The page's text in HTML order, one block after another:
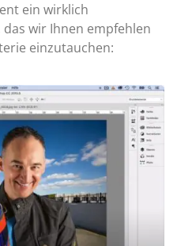
ein wirklich
wir Ihnen empfehlen
einzutauchen: